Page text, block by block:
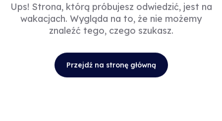
Ups! Strona, którą próbujesz odwiedzić, jest na
wakacjach. Wygląda na to, że nie możemy
znaleźć tego, czego szukasz.
Przejdź na stronę główną